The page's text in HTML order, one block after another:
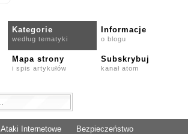
Kategorie
według tematyki
Informacje
o blogu
Mapa strony
i spis artykułów
Subskrybuj
kanał atom
Ataki Internetowe
Bezpieczeństwo